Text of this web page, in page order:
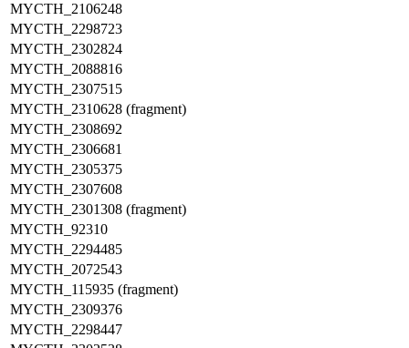
MYCTH_2106248
MYCTH_2298723
MYCTH_2302824
MYCTH_2088816
MYCTH_2307515
MYCTH_2310628 (fragment)
MYCTH_2308692
MYCTH_2306681
MYCTH_2305375
MYCTH_2307608
MYCTH_2301308 (fragment)
MYCTH_92310
MYCTH_2294485
MYCTH_2072543
MYCTH_115935 (fragment)
MYCTH_2309376
MYCTH_2298447